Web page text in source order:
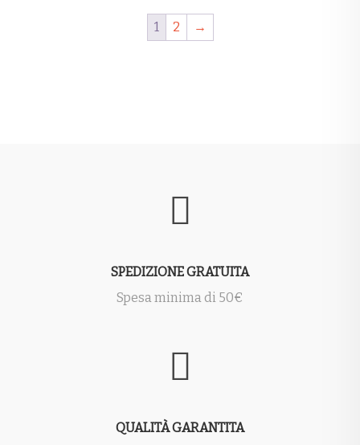
1 2 →
SPEDIZIONE GRATUITA
Spesa minima di 50€
QUALITÀ GARANTITA